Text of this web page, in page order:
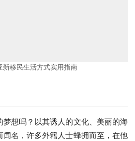
新移民生活方式实用指南
想吗？以其诱人的文化、美丽的海
名，许多外籍人士蜂拥而至，在他